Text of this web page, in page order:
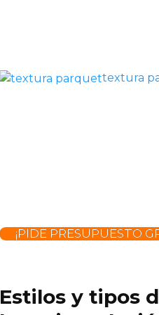
textura
¡PIDE PRESUPUESTO
Estilos y tipos